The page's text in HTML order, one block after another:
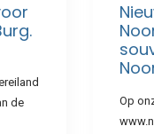
de
Op